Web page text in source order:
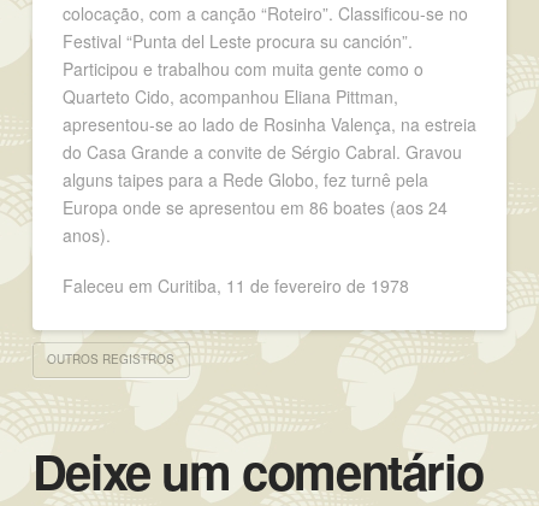
colocação, com a canção “Roteiro”. Classificou-se no
Festival “Punta del Leste procura su canción”.
Participou e trabalhou com muita gente como o
Quarteto Cido, acompanhou Eliana Pittman,
apresentou-se ao lado de Rosinha Valença, na estreia
do Casa Grande a convite de Sérgio Cabral. Gravou
alguns taipes para a Rede Globo, fez turnê pela
Europa onde se apresentou em 86 boates (aos 24
anos).
Faleceu em Curitiba, 11 de fevereiro de 1978
OUTROS REGISTROS
Deixe um comentário